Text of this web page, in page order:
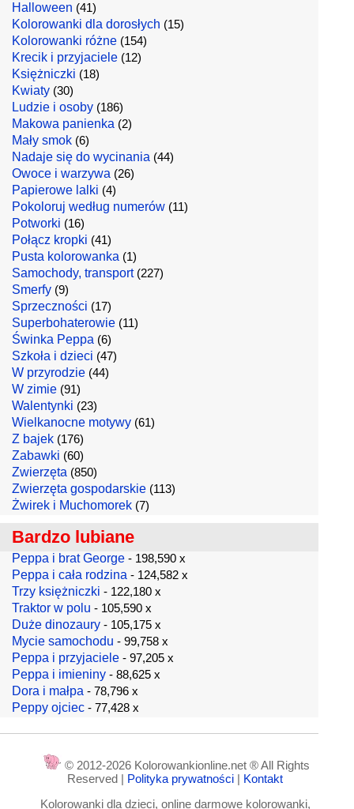
Halloween (41)
Kolorowanki dla dorosłych (15)
Kolorowanki różne (154)
Krecik i przyjaciele (12)
Księżniczki (18)
Kwiaty (30)
Ludzie i osoby (186)
Makowa panienka (2)
Mały smok (6)
Nadaje się do wycinania (44)
Owoce i warzywa (26)
Papierowe lalki (4)
Pokoloruj według numerów (11)
Potworki (16)
Połącz kropki (41)
Pusta kolorowanka (1)
Samochody, transport(227)
Smerfy (9)
Sprzeczności (17)
Superbohaterowie (11)
Świnka Peppa (6)
Szkoła i dzieci (47)
W przyrodzie (44)
W zimie (91)
Walentynki (23)
Wielkanocne motywy (61)
Z bajek (176)
Zabawki (60)
Zwierzęta (850)
Zwierzęta gospodarskie (113)
Żwirek i Muchomorek (7)
Bardzo lubiane
Peppa i brat George - 198,590 x
Peppa i cała rodzina - 124,582 x
Trzy księżniczki - 122,180 x
Traktor w polu - 105,590 x
Duże dinozaury - 105,175 x
Mycie samochodu - 99,758 x
Peppa i przyjaciele - 97,205 x
Peppa i imieniny - 88,625 x
Dora i małpa - 78,796 x
Peppy ojciec - 77,428 x
© 2012-2026 Kolorowankionline.net ® All Rights
Reserved | Polityka prywatności | Kontakt
Kolorowanki dla dzieci, online darmowe kolorowanki,